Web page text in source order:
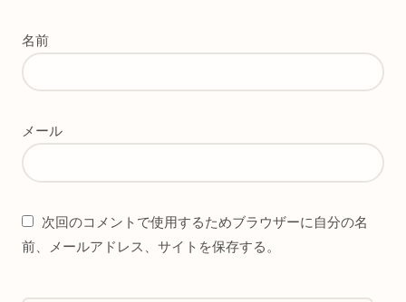
名前
メール
次回のコメントで使用するためブラウザーに自分の名
前、メールアドレス、サイトを保存する。